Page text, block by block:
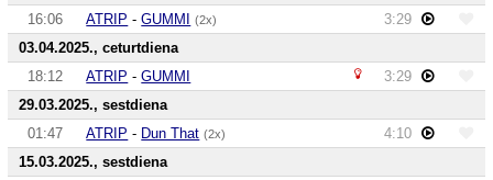
16:06
ATRIP -GUMMI (2x)
3:29
03.04.2025., ceturtdiena
18:12
ATRIP -GUMMI
3:29
29.03.2025., sestdiena
01:47
ATRIP - Dun That (2x)
4:10
15.03.2025., sestdiena